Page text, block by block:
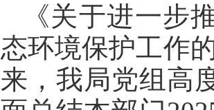
《关于进一步
态环境保护工作
来，我局党组高